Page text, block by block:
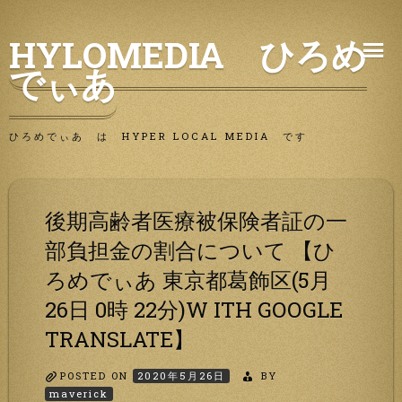
to
content
HYLOMEDIA ひろめ
でぃあ
ひろめでぃあ は HYPER LOCAL MEDIA です
後期高齢者医療被保険者証の一
部負担金の割合について 【ひ
ろめでぃあ 東京都葛飾区(5月
26日 0時 22分)W ITH GOOGLE
TRANSLATE】
POSTED ON 2020年5月26日
BY
maverick